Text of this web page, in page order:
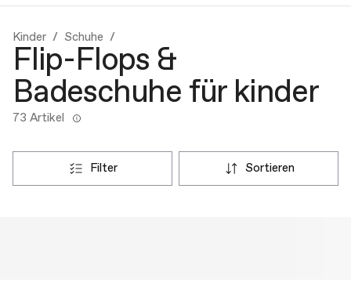
Kinder Schuhe
Flip-Flops &
Badeschuhe für kinder
73 Artikel
filter sortieren